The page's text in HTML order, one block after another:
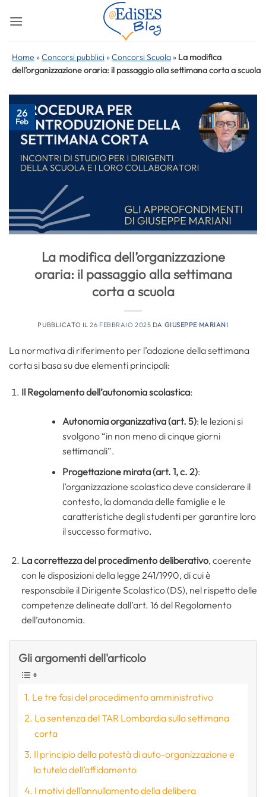
Home »Concorsi pubblici »Concorsi Scuola » La modifica
dell’organizzazione oraria: il passaggio alla settimana corta a scuola
26
Feb
La modifica dell’organizzazione
oraria: il passaggio alla settimana
corta a scuola
PUBBLICATO IL26 FEBBRAIO 2025 DA GIUSEPPE MARIANI
La normativa di riferimento per l’adozione della settimana
corta si basa su due elementi principali:
Il Regolamento dell’autonomia scolastica:
Autonomia organizzativa (art. 5): le lezioni si
svolgono “in non meno di cinque giorni
settimanali”.
Progettazione mirata (art. 1, c. 2):
l’organizzazione scolastica deve considerare il
contesto, la domanda delle famiglie e le
caratteristiche degli studenti per garantire loro
il successo formativo.
La correttezza del procedimento deliberativo, coerente
con le disposizioni della legge 241/1990, di cui è
responsabile il Dirigente Scolastico (DS), nel rispetto delle
competenze delineate dall’art. 16 del Regolamento
dell’autonomia.
Gli argomenti dell'articolo
Le tre fasi del procedimento amministrativo
La sentenza del TAR Lombardia sulla settimana
corta
Il principio della potestà di auto-organizzazione e
la tutela dell’affidamento
I motivi dell’annullamento della delibera